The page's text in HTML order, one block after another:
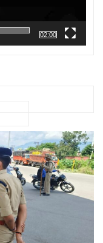
02:00